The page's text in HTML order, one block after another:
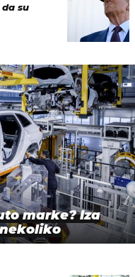
su
marke? Iza